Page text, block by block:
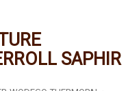
SAPHIR